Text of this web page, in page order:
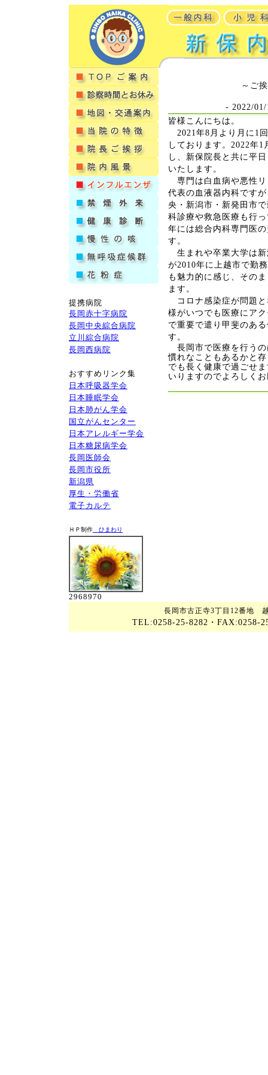
提携病院
長岡赤十字病院
長岡中央綜合病院
立川綜合病院
長岡西病院
おすすめリンク集
日本呼吸器学会
日本睡眠学会
日本肺がん学会
国立がんセンター
日本アレルギー学会
日本糖尿病学会
長岡医師会
長岡市役所
新潟県
厚生・労働省
電子カルテ
ＨＰ制作 ひまわり
2968970
～ご
- 2022/
皆様こんにちは。
2021年8月より月に1
しております。2022年
し、新保院長と共に平
いたします。
専門は白血病や悪性
代表の血液器内科です
央・新潟市・新発田市
科診療や救急医療も行
年には総合内科専門医
す。
生まれや卒業大学は
が2010年に上越市で勤
も魅力的に感じ、その
ます。
コロナ感染症が問題
様がいつでも医療にア
で重要で遣り甲斐のあ
す 。
長岡市で医療を行う
慣れなこともあるかと
でも長く健康で過ごせ
いりますのでよろしく
長岡市古正寺3丁目12番地
TEL:0258-25-8282・